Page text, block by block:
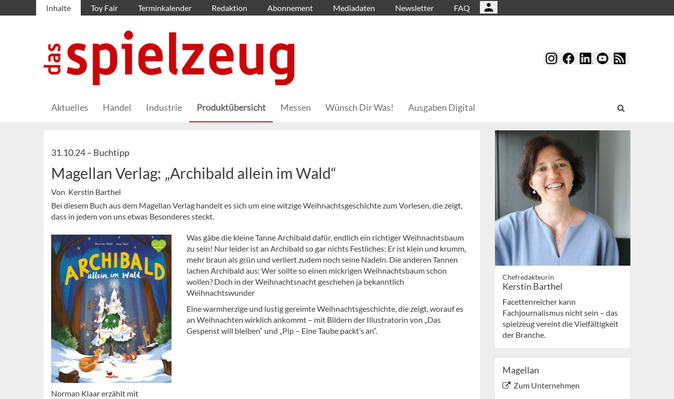
Inhalte Toy Fair Terminkalender Redaktion Abonnement Mediadaten Newsletter FAQ
Aktuelles Handel Industrie Produktübersicht Messen Wünsch Dir Was! Ausgaben Digital
31.10.24 – Buchtipp
Magellan Verlag: „Archibald allein im Wald“
Von Kerstin Barthel
Bei diesem Buch aus dem Magellan Verlag handelt es sich um eine witzige Weihnachtsgeschichte zum Vorlesen, die zeigt,
dass in jedem von uns etwas Besonderes steckt.
Norman Klaar erzählt mit
Was gäbe die kleine Tanne Archibald dafür, endlich ein richtiger Weihnachtsbaum
zu sein! Nur leider ist an Archibald so gar nichts Festliches: Er ist klein und krumm,
mehr braun als grün und verliert zudem noch seine Nadeln. Die anderen Tannen
lachen Archibald aus: Wer sollte so einen mickrigen Weihnachtsbaum schon
wollen? Doch in der Weihnachtsnacht geschehen ja bekanntlich
Weihnachtswunder
Eine warmherzige und lustig gereimte Weihnachtsgeschichte, die zeigt, worauf es
an Weihnachten wirklich ankommt – mit Bildern der Illustratorin von „Das
Gespenst will bleiben“ und „Pip – Eine Taube packt’s an“.
Chefredakteurin
Kerstin Barthel
Facettenreicher kann
Fachjournalismus nicht sein – das
spielzeug vereint die Vielfältigkeit
der Branche.
Magellan
Zum Unternehmen